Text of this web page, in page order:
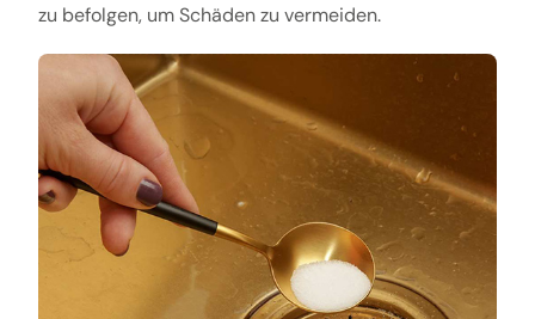
zu befolgen, um Schäden zu vermeiden.